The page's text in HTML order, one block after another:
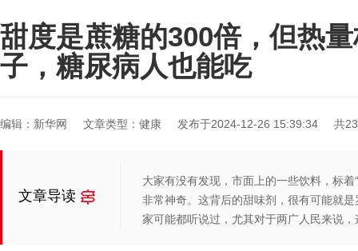
甜度是蔗糖的300倍，但热
子，糖尿病人也能吃
编辑：新华网 文章类型：健康 发布于2024-12-26 15:39:34 共
文章导读
大家有没有发现，市面上的一些饮料，标
非常神奇。这背后的甜味剂，很有可能就
家可能都听说过，尤其对于两广人民来说